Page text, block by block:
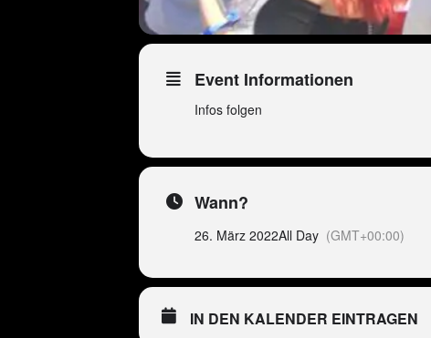
Event Informationen
Infos folgen
Wann?
26. März 2022All Day (GMT+00:00)
IN DEN KALENDER EINTRAGEN